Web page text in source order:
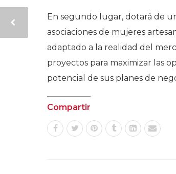
En segundo lugar, dotará de
asociaciones de mujeres
adaptado a la realidad del
proyectos para maximizar las
potencial de sus planes de
Compartir